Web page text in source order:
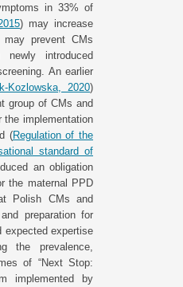
in 33% of
) may increase
may prevent CMs
introduced
An earlier
Kozlowska, 2020)
group of CMs and
implementation
(Regulation of the
standard of
an obligation
the maternal PPD
Polish CMs and
preparation for
expected expertise
the prevalence,
of “Next Stop:
implemented by